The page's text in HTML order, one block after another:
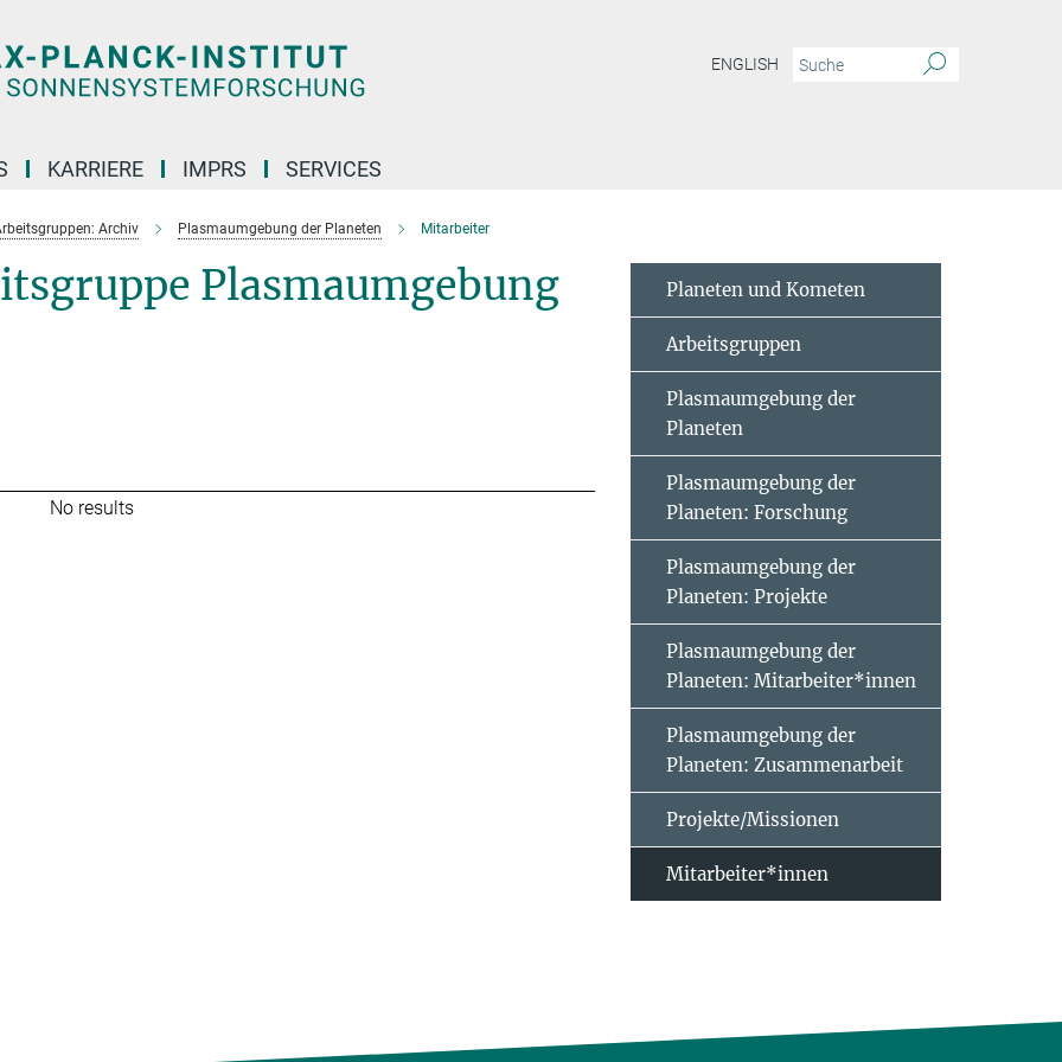
ENGLISH
KARRIERE IMPRS SERVICES
Archiv Plasmaumgebung der Planeten Mitarbeiter
Plasmaumgebung
No results
Planeten und Kometen
Arbeitsgruppen
Plasmaumgebung der
Planeten
Plasmaumgebung der
Planeten: Forschung
Plasmaumgebung der
Planeten: Projekte
Plasmaumgebung der
Planeten: Mitarbeiter*innen
Plasmaumgebung der
Planeten: Zusammenarbeit
Projekte/Missionen
Mitarbeiter*innen